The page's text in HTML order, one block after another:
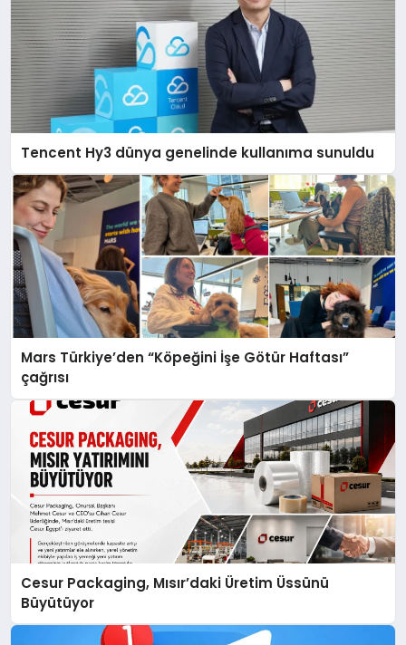
Tencent Hy3 dünya genelinde kullanıma sunuldu
Mars Türkiye’den “Köpeğini İşe Götür Haftası”
çağrısı
Cesur Packaging, Mısır’daki Üretim Üssünü
Büyütüyor